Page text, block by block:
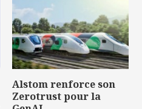
Alstom renforce son
Zerotrust pour la